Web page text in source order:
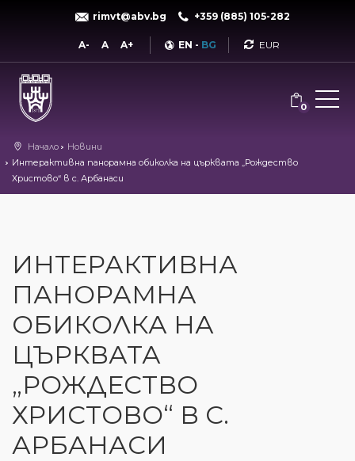
rimvt@abv.bg +359 (885) 105-282
A- A A+ EN - BG Currency
0
Начало
Новини
Интерактивна панорамна обиколка на църквата „Рождество
Христово“ в с. Арбанаси
ИНТЕРАКТИВНА
ПАНОРАМНА
ОБИКОЛКА НА
ЦЪРКВАТА
„РОЖДЕСТВО
ХРИСТОВО“ В С.
АРБАНАСИ